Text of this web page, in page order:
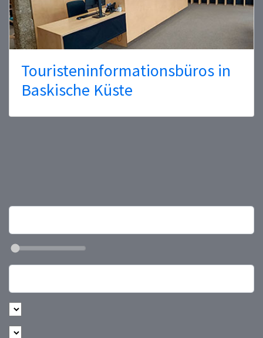
Touristeninformationsbüros in
Baskische Küste